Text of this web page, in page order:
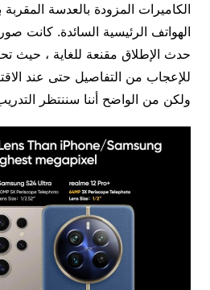
الكاميرات المزودة بالعدسة
الهواتف الرئيسية السائدة. كانت
حدث الإطلاق مقنعة للغاية ، حيث
للإعجاب من التفاصيل حتى عند
ولكن من الواضح أننا سننتظر